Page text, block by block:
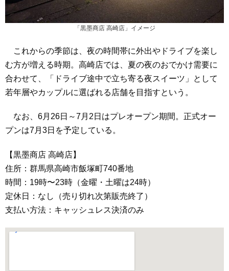
「黒墨商店 高崎店」イメージ
これからの季節は、夜の時間帯に外出やドライブを楽し
む方が増える時期。高崎店では、夏の夜のおでかけ需要に
合わせて、「ドライブ途中で立ち寄る夜スイーツ」として
若年層やカップルに選ばれる店舗を目指すという。
なお、6月26日～7月2日はプレオープン期間。正式オー
プンは7月3日を予定している。
【黒墨商店 高崎店】
住所：群馬県高崎市飯塚町740番地
時間：19時〜23時（金曜・土曜は24時）
定休日：なし（売り切れ次第販売終了）
支払い方法：キャッシュレス決済のみ